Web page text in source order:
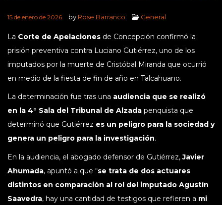
15 de enero de 2026 by Rose Barranco General
La Corte de Apelaciones de Concepción confirmó la
prisión preventiva contra Luciano Gutiérrez, uno de los
imputados por la muerte de Cristóbal Miranda que ocurrió
en medio de la fiesta de fin de año en Talcahuano.
La determinación fue tras una audiencia que se realizó
en la 4° Sala del Tribunal de Alzada penquista que
determinó que Gutiérrez es un peligro para la sociedad y
genera un peligro para la investigación.
En la audiencia, el abogado defensor de Gutiérrez,Javier
Ahumada, apuntó a que “se trata de dos actuares
distintos en comparación al rol del imputado Agustín
Saavedra, hay una cantidad de testigos que refieren a mi